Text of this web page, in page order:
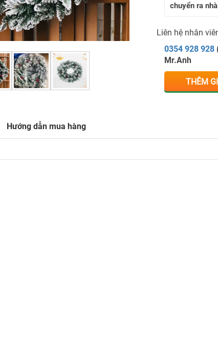
chuyển ra
Liên hệ nhân
0354 928 928
Mr.Anh
THÊM
Hướng dẫn mua hàng